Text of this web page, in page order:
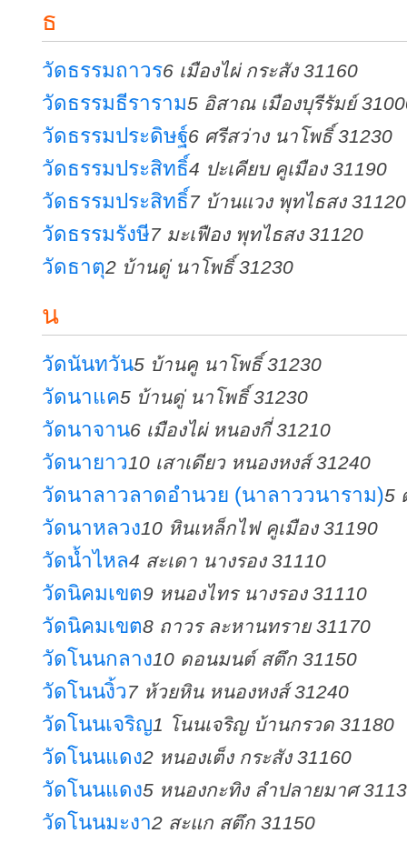
ธ
วัดธรรมถาวร6 เมืองไผ่ กระสัง 31160
วัดธรรมธีราราม5 อิสาณ เมืองบุรีรัมย์
วัดธรรมประดิษฐ์6 ศรีสว่าง นาโพธิ์ 31230
วัดธรรมประสิทธิ์4 ปะเคียบ คูเมือง 31190
วัดธรรมประสิทธิ์7 บ้านแวง พุทไธสง 31120
วัดธรรมรังษี7 มะเฟือง พุทไธสง 31120
วัดธาตุ2 บ้านดู่ นาโพธิ์ 31230
น
วัดนันทวัน5 บ้านคู นาโพธิ์ 31230
วัดนาแค5 บ้านดู่ นาโพธิ์ 31230
วัดนาจาน6 เมืองไผ่ หนองกี่ 31210
วัดนายาว10 เสาเดียว หนองหงส์ 31240
วัดนาลาวลาดอำนวย (นาลาววนาราม)5
วัดนาหลวง10 หินเหล็กไฟ คูเมือง 31190
วัดน้ำไหล4 สะเดา นางรอง 31110
วัดนิคมเขต9 หนองไทร นางรอง 31110
วัดนิคมเขต8 ถาวร ละหานทราย 31170
วัดโนนกลาง10 ดอนมนต์ สตึก 31150
วัดโนนงิ้ว7 ห้วยหิน หนองหงส์ 31240
วัดโนนเจริญ1 โนนเจริญ บ้านกรวด 31180
วัดโนนแดง2 หนองเต็ง กระสัง 31160
วัดโนนแดง5 หนองกะทิง ลำปลายมาศ
วัดโนนมะงา2 สะแก สตึก 31150